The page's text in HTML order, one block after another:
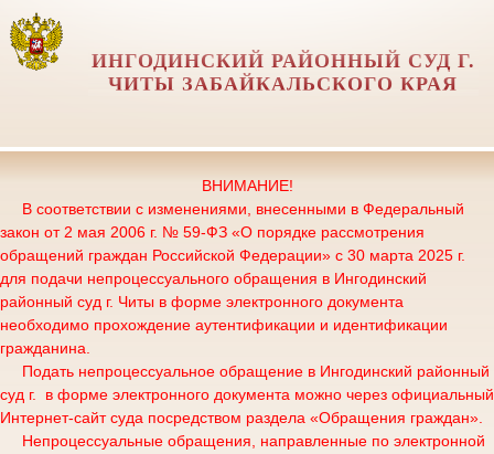
ИНГОДИНСКИЙ РАЙОННЫЙ СУД Г.
ЧИТЫ ЗАБАЙКАЛЬСКОГО КРАЯ
ВНИМАНИЕ!
В соответствии с изменениями, внесенными в Федеральный
закон от 2 мая 2006 г. № 59-ФЗ «О порядке рассмотрения
обращений граждан Российской Федерации» с 30 марта 2025 г.
для подачи непроцессуального обращения в Ингодинский
районный суд г. Читы в форме электронного документа
необходимо прохождение аутентификации и идентификации
гражданина.
Подать непроцессуальное обращение в Ингодинский районный
суд г. в форме электронного документа можно через официальный
Интернет-сайт суда посредством раздела «Обращения граждан».
Непроцессуальные обращения, направленные по электронной